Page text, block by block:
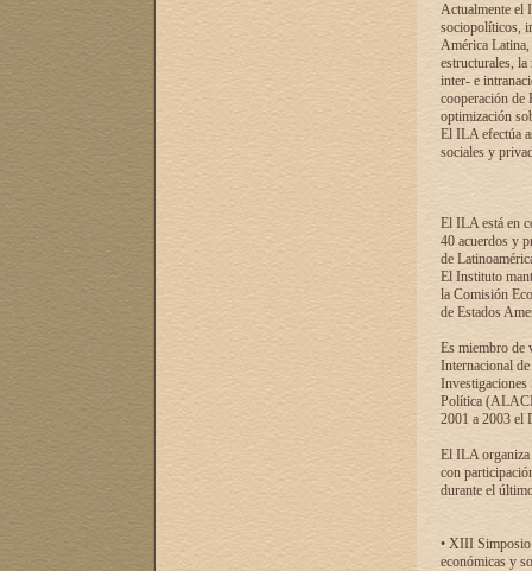
Actualmente el
sociopolíticos,
América Latina,
estructurales,
inter- e
cooperación de
optimización
El ILA efectúa
sociales y
El ILA está en
40 acuerdos y
de
El Instituto
la Comisión
de Estados
Es miembro de
Internacional
Investigaciones
Política
2001 a 2003 el
El ILA organiza
con
durante el
• XIII Simposio
económicas y